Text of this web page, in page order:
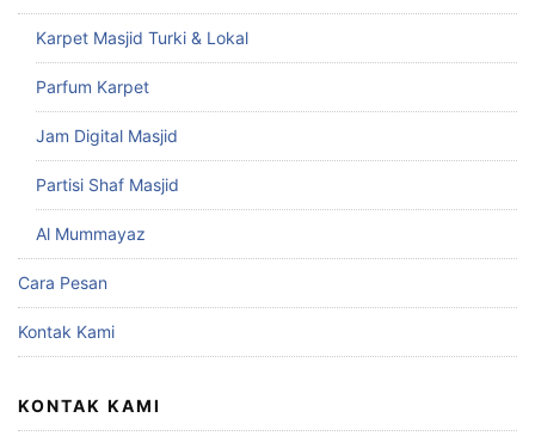
Karpet Masjid Turki & Lokal
Parfum Karpet
Jam Digital Masjid
Partisi Shaf Masjid
Al Mummayaz
Cara Pesan
Kontak Kami
KONTAK KAMI